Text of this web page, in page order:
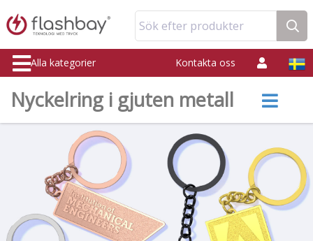
Sök efter produkter
Alla kategorier Kontakta oss
Nyckelring i gjuten metall